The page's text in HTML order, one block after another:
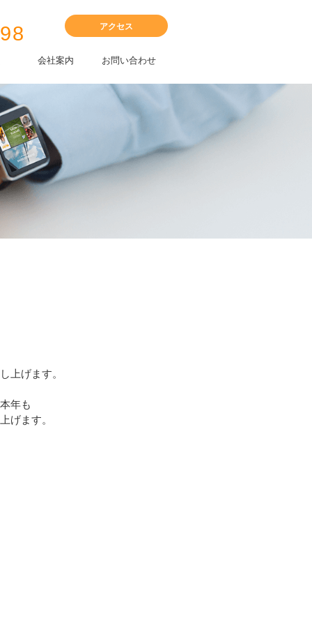
アクセス
会社案内 お問い合わせ
上げます。
年も
げます。